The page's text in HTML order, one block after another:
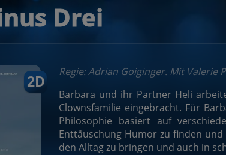
Drei
2D
Regie: Adrian Goiginger. Mit Valerie
Barbara und ihr Partner Heli
Clownsfamilie eingebracht. Für
Philosophie basiert auf
Enttäuschung Humor zu finden
den Alltag zu bringen und auch in